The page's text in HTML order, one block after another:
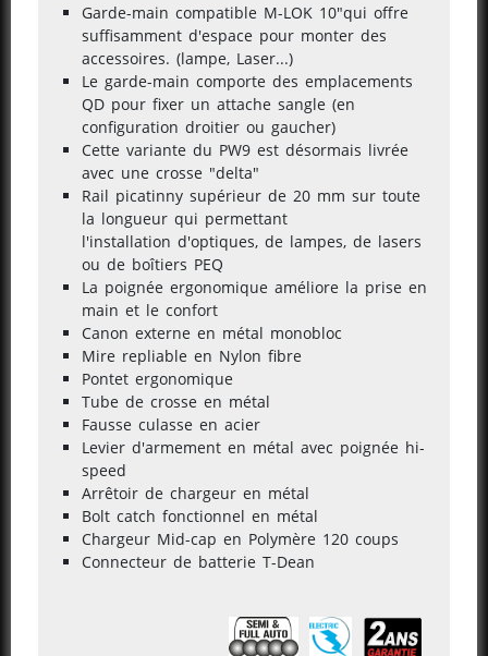
Garde-main compatible M-LOK 10"qui offre
suffisamment d'espace pour monter des
accessoires. (lampe, Laser...)
Le garde-main comporte des emplacements
QD pour fixer un attache sangle (en
configuration droitier ou gaucher)
Cette variante du PW9 est désormais livrée
avec une crosse "delta"
Rail picatinny supérieur de 20 mm sur toute
la longueur qui permettant
l'installation d'optiques, de lampes, de lasers
ou de boîtiers PEQ
La poignée ergonomique améliore la prise en
main et le confort
Canon externe en métal monobloc
Mire repliable en Nylon fibre
Pontet ergonomique
Tube de crosse en métal
Fausse culasse en acier
Levier d'armement en métal avec poignée hi-
speed
Arrêtoir de chargeur en métal
Bolt catch fonctionnel en métal
Chargeur Mid-cap en Polymère 120 coups
Connecteur de batterie T-Dean